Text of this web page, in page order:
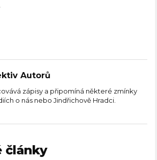
Autorů
zápisy a připomíná některé zmínky
o nás nebo Jindřichově Hradci.
články